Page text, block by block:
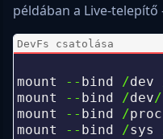
példában a Live-telepítő
DevFs csatolása
mount -- bind /dev
mount
-- bind /dev/
mount
-- bind /proc
mount
-- bind /sys